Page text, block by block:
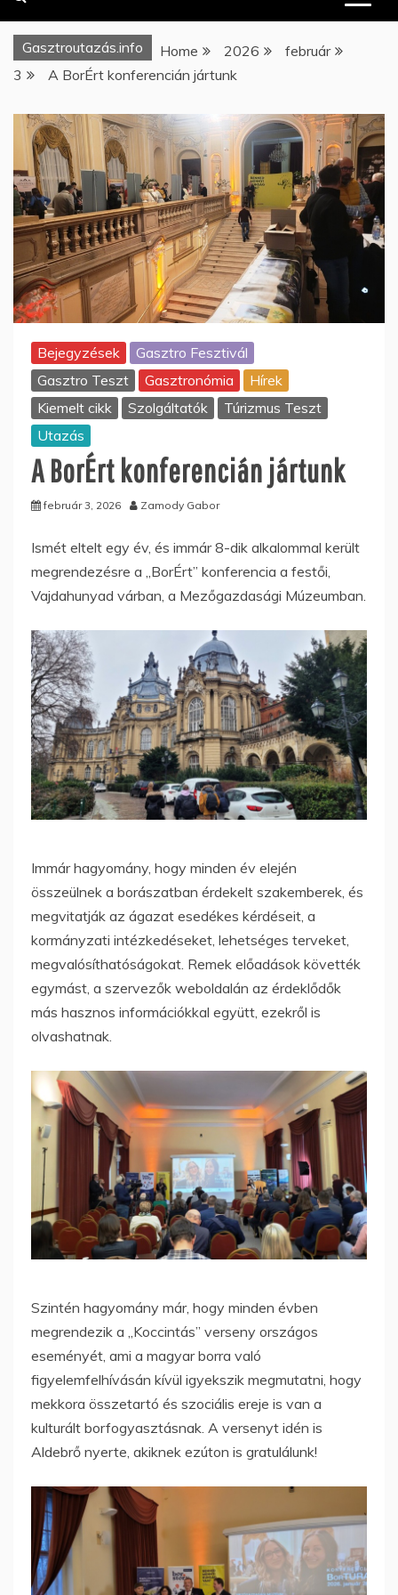
Gasztroutazás.info Home 2026
február
3
A BorÉrt konferencián jártunk
Bejegyzések
Gasztro Fesztivál
Gasztro Teszt
Gasztronómia
Hírek
Kiemelt cikk
Szolgáltatók
Túrizmus Teszt
Utazás
A BorÉrt konferencián jártunk
február 3, 2026 Zamody Gabor
Ismét eltelt egy év, és immár 8-dik alkalommal került
megrendezésre a „BorÉrt” konferencia a festői,
Vajdahunyad várban, a Mezőgazdasági Múzeumban.
Immár hagyomány, hogy minden év elején
összeülnek a borászatban érdekelt szakemberek, és
megvitatják az ágazat esedékes kérdéseit, a
kormányzati intézkedéseket, lehetséges terveket,
megvalósíthatóságokat. Remek előadások követték
egymást, a szervezők weboldalán az érdeklődők
más hasznos információkkal együtt, ezekről is
olvashatnak.
Szintén hagyomány már, hogy minden évben
megrendezik a „Koccintás” verseny országos
eseményét, ami a magyar borra való
figyelemfelhívásán kívül igyekszik megmutatni, hogy
mekkora összetartó és szociális ereje is van a
kulturált borfogyasztásnak. A versenyt idén is
Aldebrő nyerte, akiknek ezúton is gratulálunk!